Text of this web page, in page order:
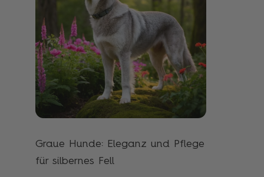
Graue Hunde: Eleganz und Pflege
für silbernes Fell